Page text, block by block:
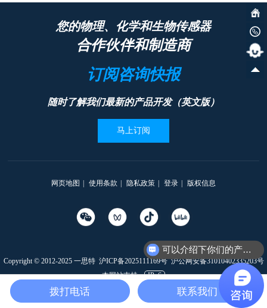
您的物理、化学和生物传感器
合作伙伴和制造商
订阅咨询快报
随时了解我们最新的产品开发（英文版）
马上订阅
网页地图 使用条款 隐私政策 登录 版权信息
Copyright © 2012-2025 一思特 沪ICP备2025111169号 沪公网安备31010402335203号
本网站支持
IPv6
可以介绍下你们的产品么
拨打电话 联系我们